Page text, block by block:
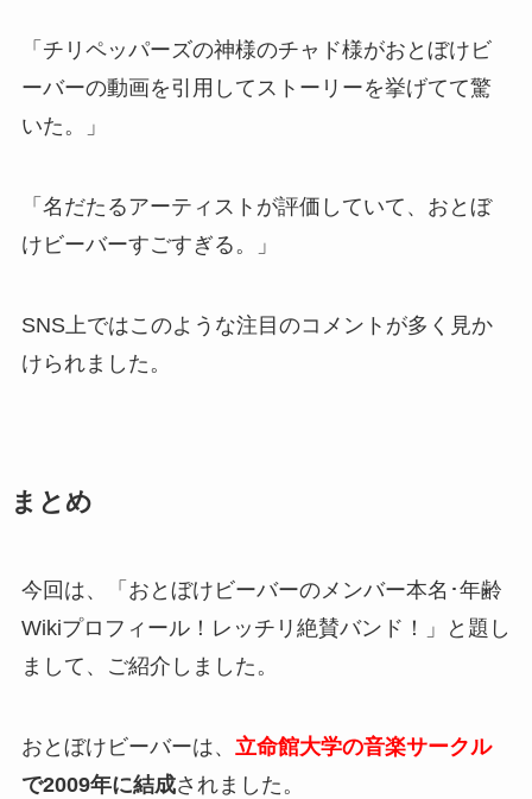
「チリペッパーズの神様のチャド様がおとぼけビ
ーバーの動画を引用してストーリーを挙げてて驚
いた。」
「名だたるアーティストが評価していて、おとぼ
けビーバーすごすぎる。」
SNS上ではこのような注目のコメントが多く見か
けられました。
まとめ
今回は、「おとぼけビーバーのメンバー本名･年齢
Wikiプロフィール！レッチリ絶賛バンド！」と題し
まして、ご紹介しました。
おとぼけビーバーは、 立命館大学の音楽サークル
で2009年に結成されました。